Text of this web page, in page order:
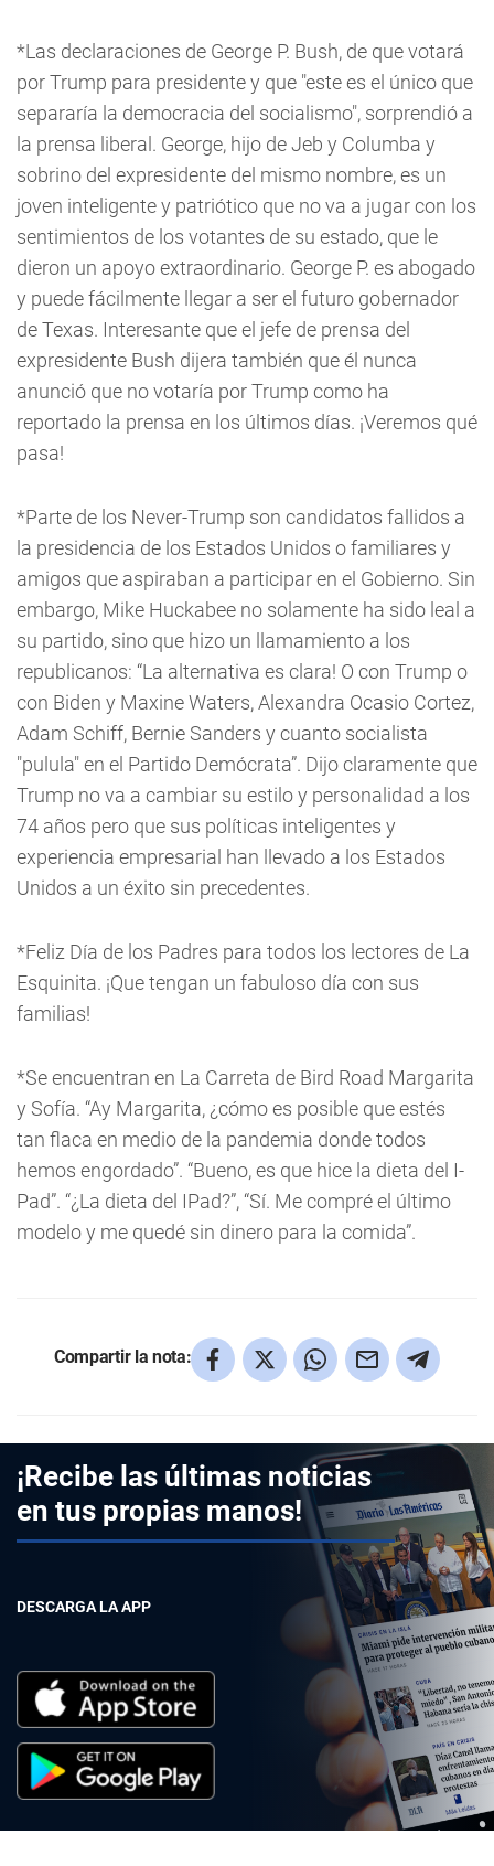
*Las declaraciones de George P. Bush, de que votará
por Trump para presidente y que "este es el único que
separaría la democracia del socialismo", sorprendió a
la prensa liberal. George, hijo de Jeb y Columba y
sobrino del expresidente del mismo nombre, es un
joven inteligente y patriótico que no va a jugar con los
sentimientos de los votantes de su estado, que le
dieron un apoyo extraordinario. George P. es abogado
y puede fácilmente llegar a ser el futuro gobernador
de Texas. Interesante que el jefe de prensa del
expresidente Bush dijera también que él nunca
anunció que no votaría por Trump como ha
reportado la prensa en los últimos días. ¡Veremos qué
pasa!
*Parte de los Never-Trump son candidatos fallidos a
la presidencia de los Estados Unidos o familiares y
amigos que aspiraban a participar en el Gobierno. Sin
embargo, Mike Huckabee no solamente ha sido leal a
su partido, sino que hizo un llamamiento a los
republicanos: “La alternativa es clara! O con Trump o
con Biden y Maxine Waters, Alexandra Ocasio Cortez,
Adam Schiff, Bernie Sanders y cuanto socialista
"pulula" en el Partido Demócrata”. Dijo claramente que
Trump no va a cambiar su estilo y personalidad a los
74 años pero que sus políticas inteligentes y
experiencia empresarial han llevado a los Estados
Unidos a un éxito sin precedentes.
*Feliz Día de los Padres para todos los lectores de La
Esquinita. ¡Que tengan un fabuloso día con sus
familias!
*Se encuentran en La Carreta de Bird Road Margarita
y Sofía. “Ay Margarita, ¿cómo es posible que estés
tan flaca en medio de la pandemia donde todos
hemos engordado”. “Bueno, es que hice la dieta del I-
Pad”. “¿La dieta del IPad?”, “Sí. Me compré el último
modelo y me quedé sin dinero para la comida”.
Compartir la nota:
¡Recibe las últimas noticias
en tus propias manos!
DESCARGA LA APP